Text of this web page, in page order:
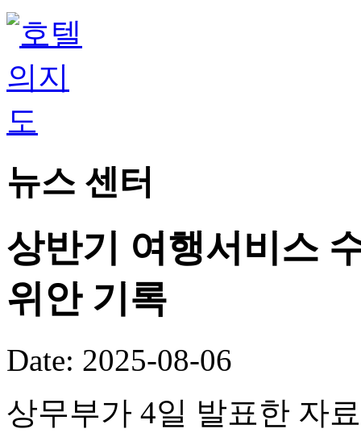
뉴스 센터
상반기 여행서비스
위안 기록
Date: 2025-08-06
상무부가 4일 발표한 자